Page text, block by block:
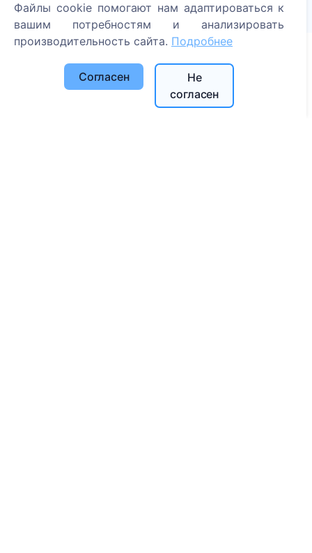
1393
Информация
О CEMETY
Файлы cookie помогают нам адаптироваться к
вашим потребностям и анализировать
производительность сайта. Подробнее
Согласен
Не
согласен